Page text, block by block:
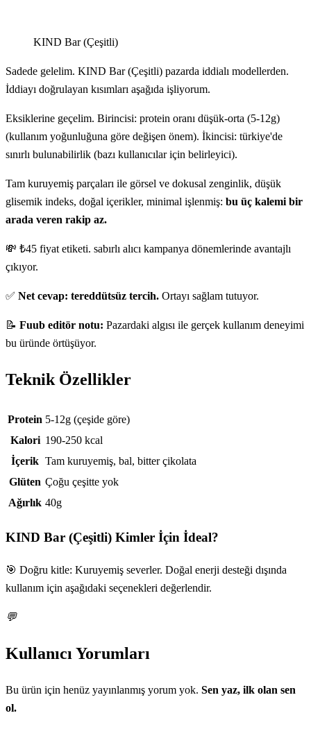
KIND Bar (Çeşitli)
Sadede gelelim. KIND Bar (Çeşitli) pazarda iddialı modellerden.
İddiayı doğrulayan kısımları aşağıda işliyorum.
Eksiklerine geçelim. Birincisi: protein oranı düşük-orta (5-12g)
(kullanım yoğunluğuna göre değişen önem). İkincisi: türkiye'de
sınırlı bulunabilirlik (bazı kullanıcılar için belirleyici).
Tam kuruyemiş parçaları ile görsel ve dokusal zenginlik, düşük
glisemik indeks, doğal içerikler, minimal işlenmiş: bu üç kalemi bir
arada veren rakip az.
💸 ₺45 fiyat etiketi. sabırlı alıcı kampanya dönemlerinde avantajlı
çıkıyor.
✅ Net cevap: tereddütsüz tercih. Ortayı sağlam tutuyor.
📝 Fuub editör notu: Pazardaki algısı ile gerçek kullanım deneyimi
bu üründe örtüşüyor.
Teknik Özellikler
Teknik özellikler
Protein 5-12g (çeşide göre)
Kalori 190-250 kcal
İçerik Tam kuruyemiş, bal, bitter çikolata
Glüten Çoğu çeşitte yok
Ağırlık 40g
KIND Bar (Çeşitli) Kimler İçin İdeal?
🎯 Doğru kitle: Kuruyemiş severler. Doğal enerji desteği dışında
kullanım için aşağıdaki seçenekleri değerlendir.
💬
Kullanıcı Yorumları
Bu ürün için henüz yayınlanmış yorum yok. Sen yaz, ilk olan sen
ol.